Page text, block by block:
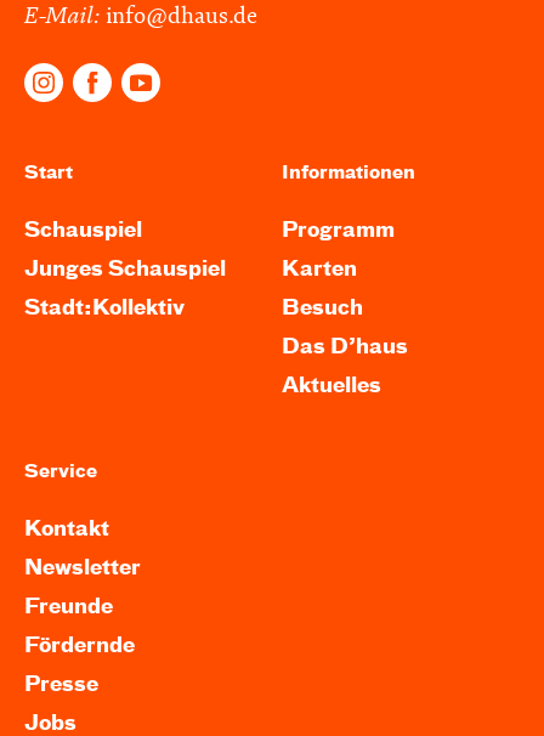
E-Mail: info@dhaus.de
Start
Schauspiel
Junges Schauspiel
Stadt:Kollektiv
Informationen
Programm
Karten
Besuch
Das D’haus
Aktuelles
Service
Kontakt
Newsletter
Freunde
Fördernde
Presse
Jobs